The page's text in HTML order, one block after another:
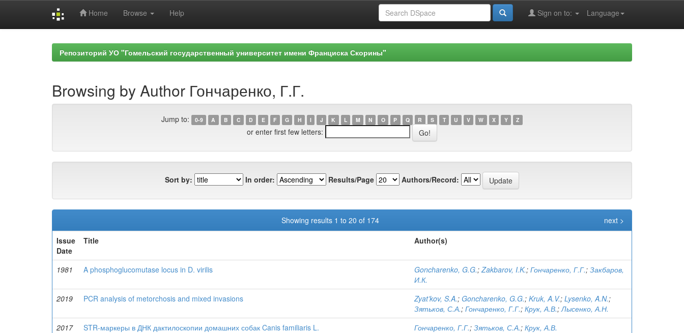
Home Browse Help Language
Sign on to:
Репозиторий УО "Гомельский государственный университет имени Франциска Скорины"
Browsing by Author Гончаренко, Г.Г.
Jump to: 0-9 A B C D E F G H I J K L M N O P Q R S T U V W X Y Z
or enter first few letters:
Sort by: In order: Results/Page Authors/Record:
Showing results 1 to 20 of 174
next >
Issue
Date
Title Author(s)
1981 A phosphoglucomutase locus in D. virilis Goncharenko, G.G.;Zakbarov, I.K.; Гончаренко, Г.Г.; Закбаров,
И.К.
2019
PCR analysis of metorchosis and mixed invasions Zyat’kov, S.A.; Goncharenko, G.G.; Kruk, A.V.; Lysenko, A.N.;
Зятьков, С.А.; Гончаренко, Г.Г.; Крук, А.В.;Лысенко, А.Н.
2017
STR-маркеры в ДНК дактилоскопии домашних собак Canis familiaris L. Гончаренко, Г.Г.; Зятьков, С.А.; Крук, А.В.